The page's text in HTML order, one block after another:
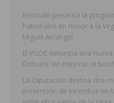
Redován presenta la
Patronales en honor a la
Miguel Arcángel
El PSOE denuncia una
Orihuela ‘sin mejoras ni
La Diputación destina dos
prevención de incendios en